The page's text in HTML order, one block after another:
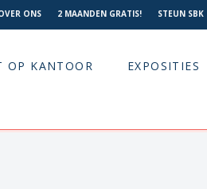
ONS 2 MAANDEN GRATIS! STEUN SBK
OP KANTOOR EXPOSITIES